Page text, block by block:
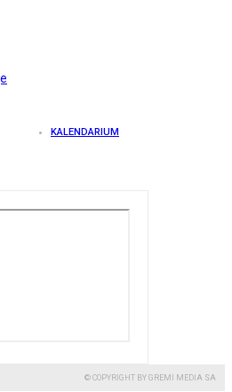
KALENDARIUM
© COPYRIGHT BY GREMI MEDIA SA